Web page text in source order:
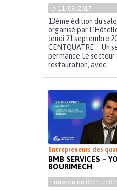
le 11/09/2017
13ème édition du
organisé par
Jeudi 21 septembre
CENTQUATRE Un
permance Le secteur
restauration, avec...
Entrepreneurs des
BMB SERVICES –
BOURIMECH
Emission du 09/12/